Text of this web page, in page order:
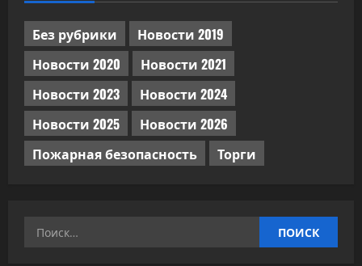
Без рубрики
Новости 2019
Новости 2020
Новости 2021
Новости 2023
Новости 2024
Новости 2025
Новости 2026
Пожарная безопасность
Торги
Найти: